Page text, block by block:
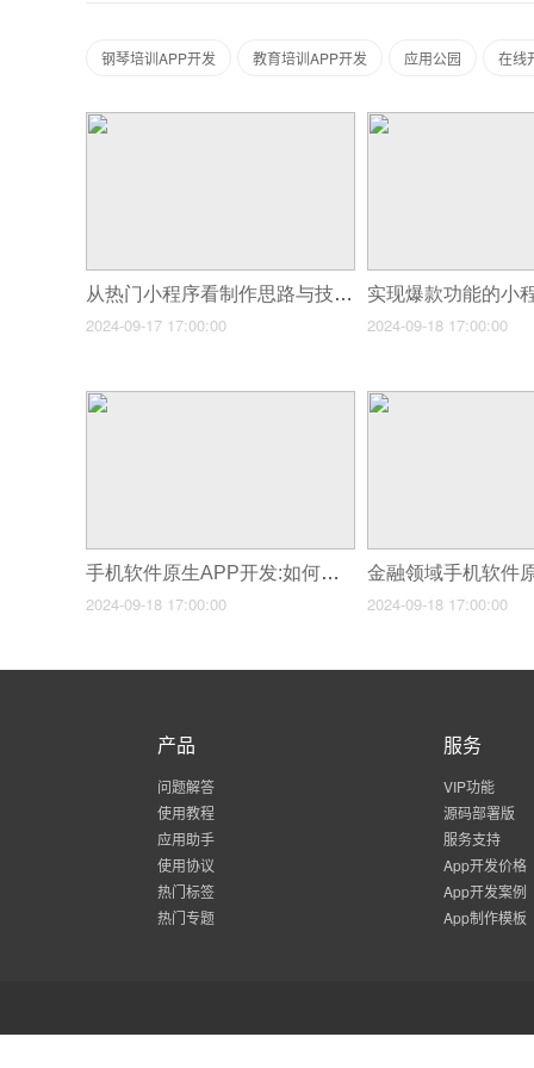
钢琴培训APP开发 教育培训APP开发 应用公园 在线
从热门小程序看制作思路与技巧
2024-09-17 17:00:00 2024-09-18 17:00:00
手机软件原生APP开发:如何让用户爱不释手?
2024-09-18 17:00:00 2024-09-18 17:00:00
产品
问题解答
使用教程
应用助手
使用协议
热门标签
热门专题
服务
VIP功能
源码部署版
服务支持
App开发价格
App开发案例
App制作模板